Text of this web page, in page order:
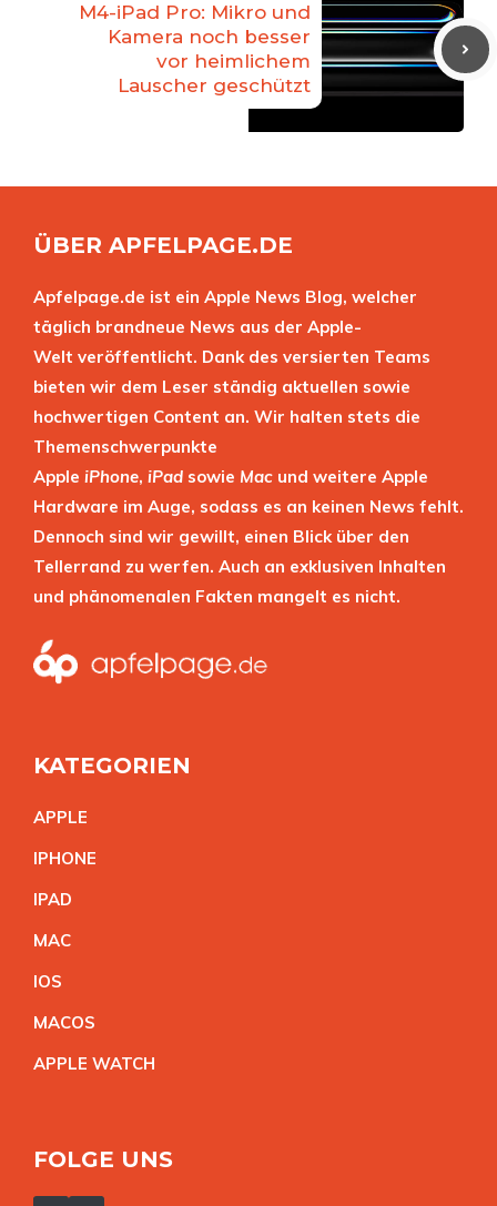
M4-iPad Pro: Mikro und
Kamera noch besser
vor heimlichem
Lauscher geschützt
ÜBER APFELPAGE.DE
Apfelpage.de ist ein Apple News Blog, welcher
täglich brandneue News aus der Apple-
Welt veröffentlicht. Dank des versierten Teams
bieten wir dem Leser ständig aktuellen sowie
hochwertigen Content an. Wir halten stets die
Themenschwerpunkte
Apple iPhone, iPad sowie Mac und weitere Apple
Hardware im Auge, sodass es an keinen News fehlt.
Dennoch sind wir gewillt, einen Blick über den
Tellerrand zu werfen. Auch an exklusiven Inhalten
und phänomenalen Fakten mangelt es nicht.
KATEGORIEN
APPLE
IPHONE
IPAD
MAC
IOS
MACOS
APPLE WATCH
FOLGE UNS